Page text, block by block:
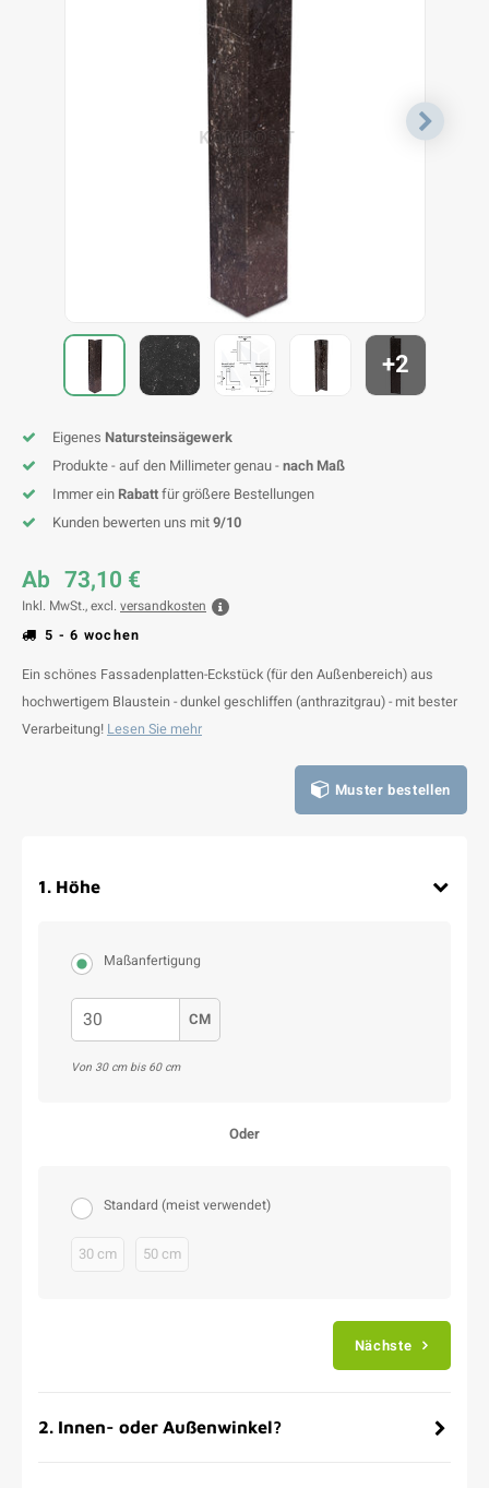
+2
Eigenes Natursteinsägewerk
Produkte - auf den Millimeter genau -nach Maß
Immer ein Rabattfür größere Bestellungen
Kunden bewerten uns mit9/10
Ab 73,10 €
Inkl. MwSt., excl. versandkosten
5 - 6 wochen
Ein schönes Fassadenplatten-Eckstück (für den Außenbereich) aus
hochwertigem Blaustein - dunkel geschliffen (anthrazitgrau) - mit bester
Verarbeitung! Lesen Sie mehr
Muster bestellen
1. Höhe
Maßanfertigung
CM
Von 30 cm bis 60 cm
Oder
Standard (meist verwendet)
30 cm 50 cm
Nächste
2. Innen- oder Außenwinkel?